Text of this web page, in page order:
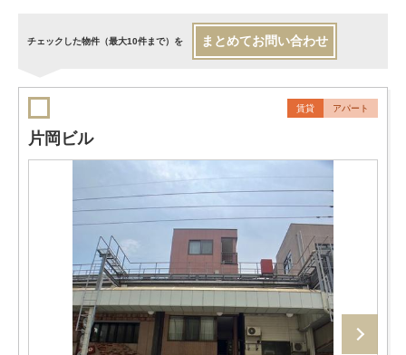
チェックした物件（最大10件まで）を まとめてお問い合わせ
賃貸 アパート
片岡ビル